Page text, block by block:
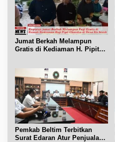
Jumat Berkah Melampun
Gratis di Kediaman H. Pipit
Pemkab Beltim Terbitkan
Surat Edaran Atur Penjualan